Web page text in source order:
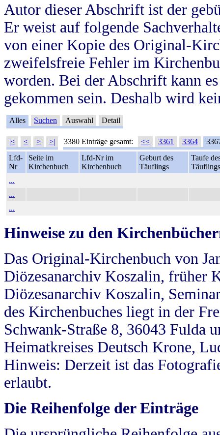
Autor dieser Abschrift ist der
Er weist auf folgende
von einer Kopie des Original-
zweifelsfreie Fehler im
worden. Bei der Abschrift kann
gekommen sein. Deshalb wird
Alles Suchen Auswahl Detail
|< < > >| 3380 Einträge gesamt: << 3361 3364
Lfd-
Nr
Seite im
Kirchenbuch
Lfd-Nr im
Kirchenbuch
Geburt des
Täuflings
Taufe
Täuflings
...
...
...
Hinweise zu den
Das Original-Kirchenbuch von
Diözesanarchiv Koszalin, früher
Diözesanarchiv Koszalin,
des Kirchenbuches liegt in der
Schwank-Straße 8, 36043 Fulda
Heimatkreises Deutsch Krone,
Hinweis: Derzeit ist das
erlaubt.
Die Reihenfolge der Einträge